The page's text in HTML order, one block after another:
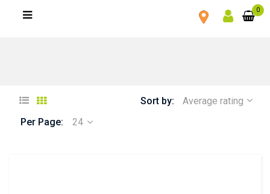
0
Sort by:
Average rating
Per Page:
24